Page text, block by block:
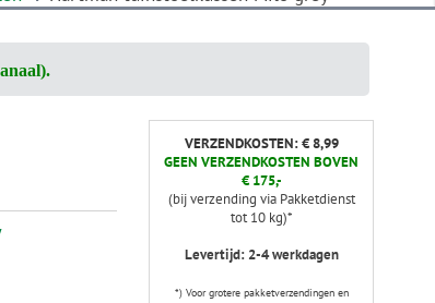
VERZENDKOSTEN: € 8,99
GEEN VERZENDKOSTEN BOVEN
€ 175,-
(bij verzending via Pakketdienst
tot 10 kg)*
Levertijd: 2-4 werkdagen
*) Voor grotere pakketverzendingen en